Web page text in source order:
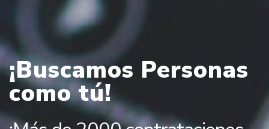
¡Buscamos Personas
como tú!